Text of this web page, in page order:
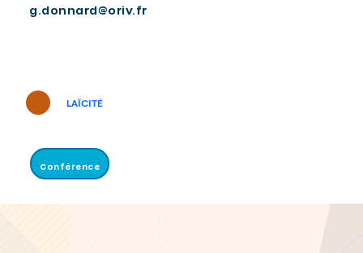
LAÏCITÉ
Conférence
g.donnard@oriv.fr